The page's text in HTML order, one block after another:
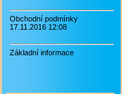
Obchodní podmínky
17.11.2016 12:08
Základní informace